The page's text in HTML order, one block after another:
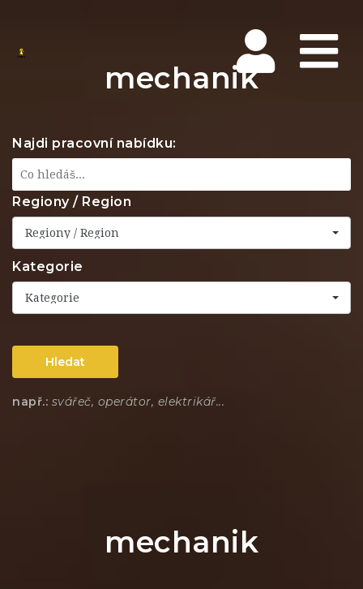
mechanik
Najdi pracovní nabídku:
Regiony / Region
Regiony / Region
Kategorie
Kategorie
Hledat
např.: svářeč, operátor, elektrikář...
mechanik